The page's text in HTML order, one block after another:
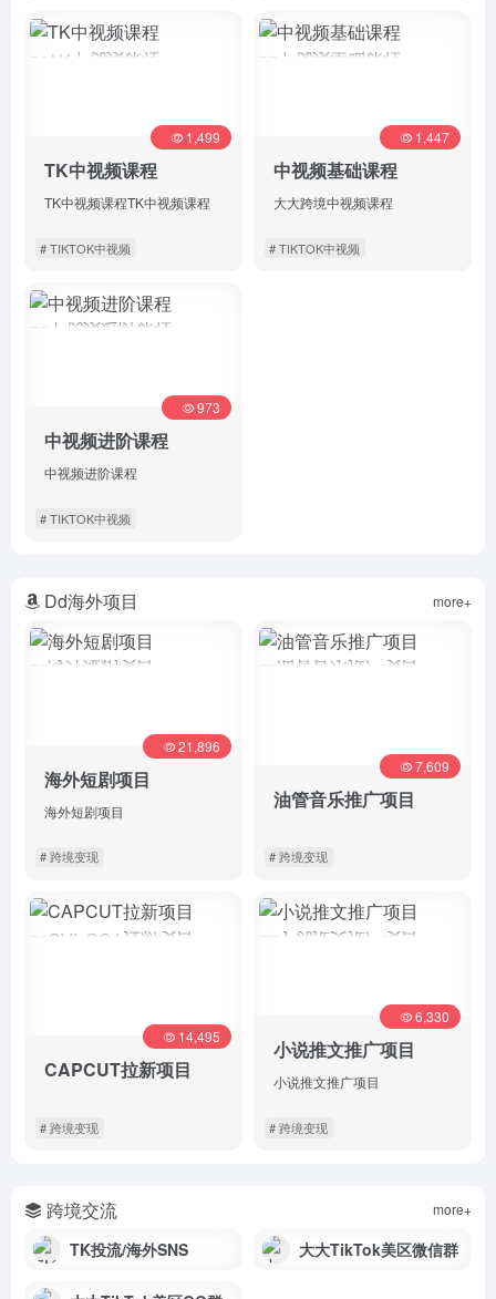
详情 详情
TK中视频课程
TK中视频课程TK中视频课程
1,499
# TIKTOK中视频
详情
中视频基础课程
大大跨境中视频课程
1,447
# TIKTOK中视频
中视频进阶课程
中视频进阶课程
973
# TIKTOK中视频
Dd海外项目 more+
海外短剧项目
海外短剧项目
21,896
# 跨境变现
详情
油管音乐推广项目
7,609
# 跨境变现
详情
CAPCUT拉新项目
14,495
# 跨境变现
小说推文推广项目
小说推文推广项目
6,330
# 跨境变现
跨境交流 more+
TK投流/海外SNS 大大TikTok美区微信群